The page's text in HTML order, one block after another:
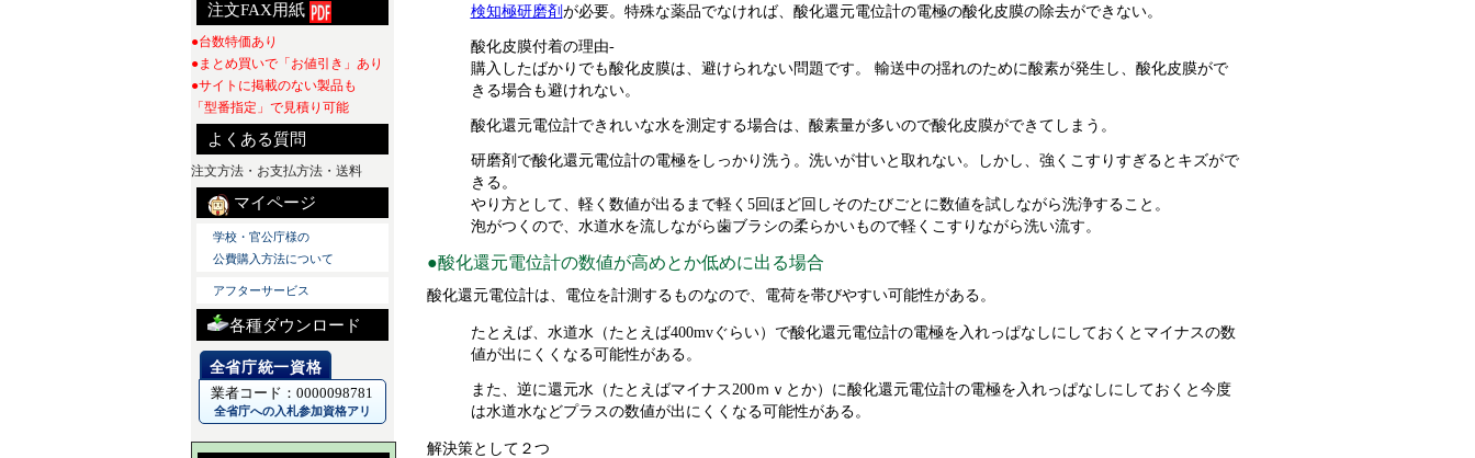
検知極研磨剤 が必要。特殊な薬品でなければ、酸化還元電位計の電極の酸化皮膜の除去ができない。
酸化皮膜付着の理由-
購入したばかりでも酸化皮膜は、避けられない問題です。 輸送中の揺れのために酸素が発生し、酸化皮膜がで
きる場合も避けれない。
酸化還元電位計できれいな水を測定する場合は、酸素量が多いので酸化皮膜ができてしまう。
研磨剤で酸化還元電位計の電極をしっかり洗う。洗いが甘いと取れない。しかし、強くこすりすぎるとキズがで
きる。
やり方として、軽く数値が出るまで軽く5回ほど回しそのたびごとに数値を試しながら洗浄すること。
泡がつくので、水道水を流しながら歯ブラシの柔らかいもので軽くこすりながら洗い流す。
●酸化還元電位計の数値が高めとか低めに出る場合
酸化還元電位計は、電位を計測するものなので、電荷を帯びやすい可能性がある。
たとえば、水道水（たとえば400mvぐらい）で酸化還元電位計の電極を入れっぱなしにしておくとマイナスの数
値が出にくくなる可能性がある。
また、逆に還元水（たとえばマイナス200ｍｖとか）に酸化還元電位計の電極を入れっぱなしにしておくと今度
は水道水などプラスの数値が出にくくなる可能性がある。
解決策として２つ
注文FAX用紙
●台数特価あり
●まとめ買いで「お値引き」あり
●サイトに掲載のない製品も
「型番指定」で見積り可能
よくある質問
注文方法・お支払方法・送料
マイページ
学校・官公庁様の
公費購入方法について
アフターサービス
各種ダウンロード
業者コード：0000098781
全省庁への入札参加資格アリ